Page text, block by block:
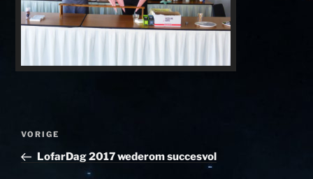
Bericht
Vorig
bericht
VORIGE
LofarDag 2017 wederom succesvol